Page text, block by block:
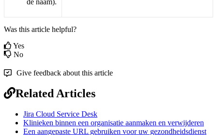
Was this article helpful?
Yes
No
Give feedback about this article
Related Articles
Jira Cloud Service Desk
Klinieken binnen een organisatie aanmaken en verwijderen
Een aangepaste URL gebruiken voor uw gezondheidsdienst